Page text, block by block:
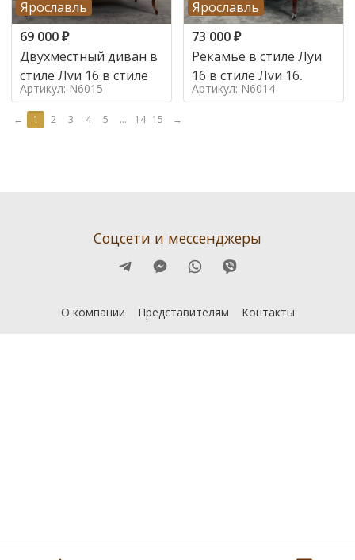
Ярославль
69 000₽
Двухместный диван в
стиле Луи 16 в стиле
Артикул: N6015
Ярославль
73 000₽
Рекамье в стиле Луи
16 в стиле Луи 16,
Артикул: N6014
← 1 2 3 4 5 ... 14 15 →
Соцсети и мессенджеры
О компании Представителям Контакты